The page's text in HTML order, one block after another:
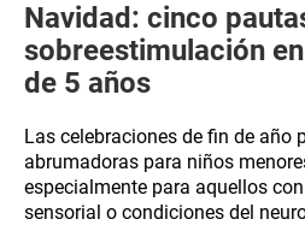
Navidad: cinco
sobreestimulación
de 5 años
Las celebraciones de fin de año
abrumadoras para niños
especialmente para aquellos
sensorial o condiciones del